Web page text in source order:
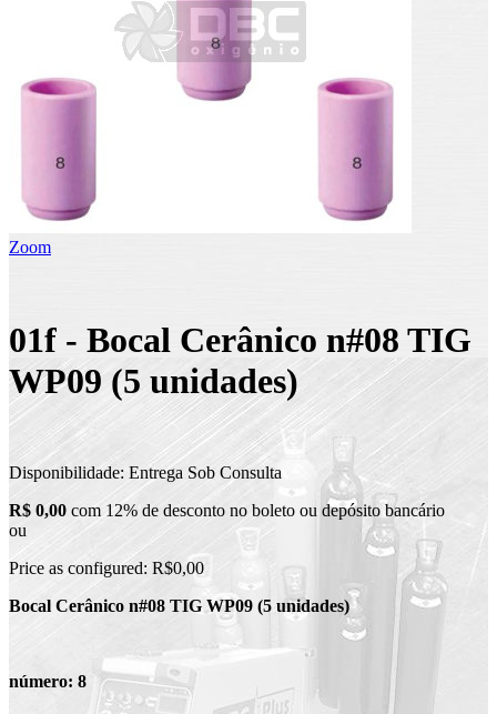
Zoom
01f - Bocal Cerânico n#08 TIG
WP09 (5 unidades)
Disponibilidade: Entrega Sob Consulta
R$ 0,00 com 12% de desconto no boleto ou depósito bancário
ou
Price as configured: R$0,00
Bocal Cerânico n#08 TIG WP09 (5 unidades)
número: 8